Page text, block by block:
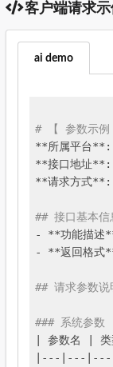
客户端请求示
ai demo
# 【 参数示
**所属平台**:
**接口地址**:
**请求方式**:
## 接口基本信
- **功能描述
- **返回格式
## 请求参数说
### 系统参数
| 参数名 |
--- |---| ---